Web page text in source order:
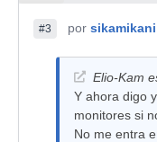
#3 por
Elio-Kam
Y ahora digo
monitores si
No me entra